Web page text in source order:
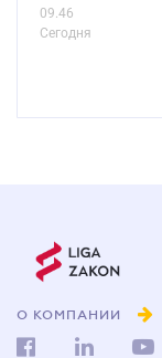
09.46
Сегодня
О КОМПАНИИ